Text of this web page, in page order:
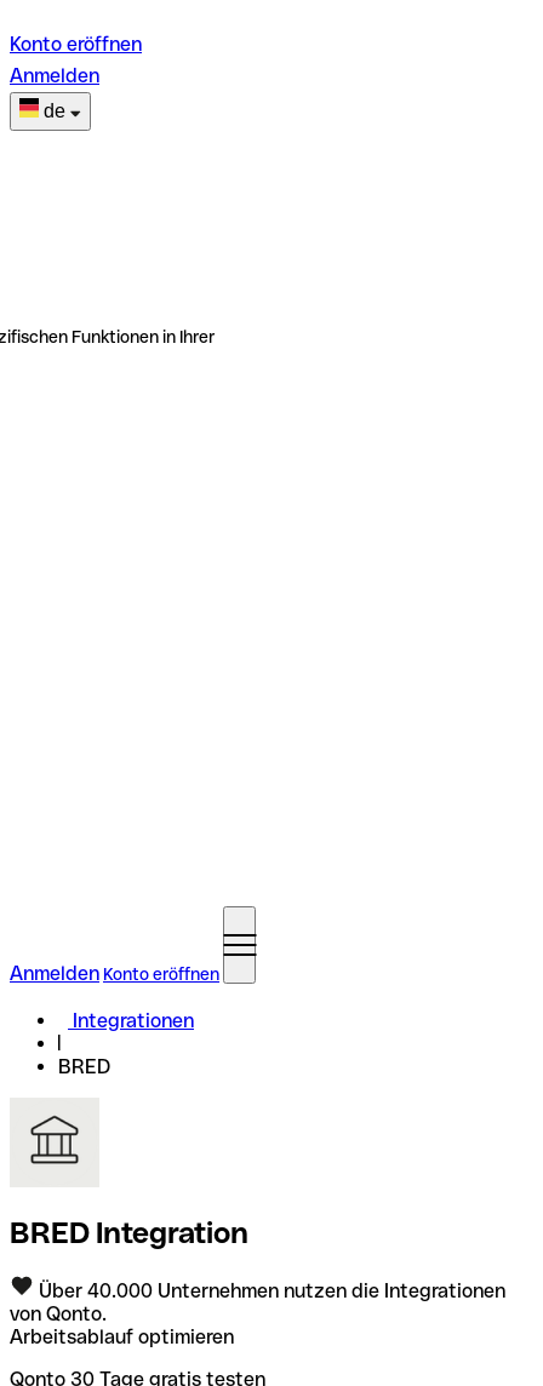
Konto eröffnen
Anmelden
de
Funktionen in Ihrer
Anmelden Konto eröffnen
Integrationen
BRED
BRED Integration
Über 40.000 Unternehmen nutzen die Integrationen
von Qonto.
Arbeitsablauf optimieren
Qonto 30 Tage gratis testen